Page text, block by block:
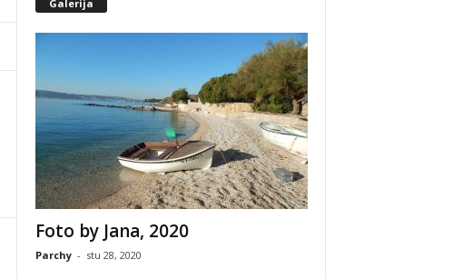
Galerija
Foto by Jana, 2020
Parchy - stu 28, 2020